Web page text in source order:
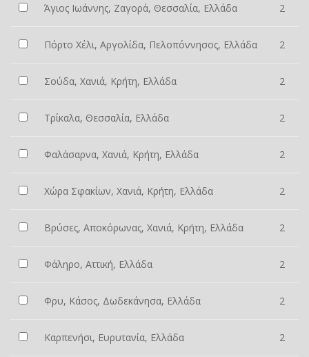
Άγιος Ιωάννης, Ζαγορά, Θεσσαλία, Ελλάδα 2
Πόρτο Χέλι, Αργολίδα, Πελοπόννησος, Ελλάδα 2
Σούδα, Χανιά, Κρήτη, Ελλάδα 2
Τρίκαλα, Θεσσαλία, Ελλάδα 2
Φαλάσαρνα, Χανιά, Κρήτη, Ελλάδα 2
Χώρα Σφακίων, Χανιά, Κρήτη, Ελλάδα 2
Βρύσες, Αποκόρωνας, Χανιά, Κρήτη, Ελλάδα 2
Φάληρο, Αττική, Ελλάδα 2
Φρυ, Κάσος, Δωδεκάνησα, Ελλάδα 2
Καρπενήσι, Ευρυτανία, Ελλάδα 2